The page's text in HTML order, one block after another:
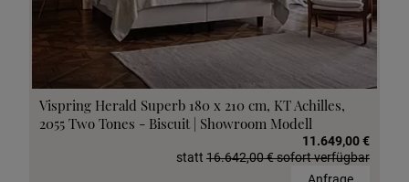
Vispring Herald Superb 180 x 210 cm, KT Achilles,
2055 Two Tones - Biscuit | Showroom Modell
11.649,00 €
statt 16.642,00 € sofort verfügbar